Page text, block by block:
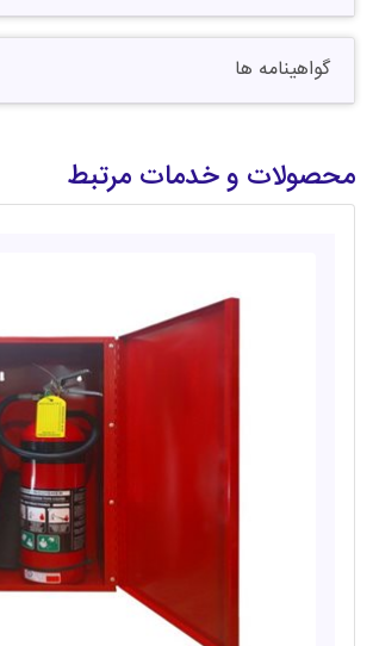
گواهینامه ها
محصولات و خدمات مرتبط